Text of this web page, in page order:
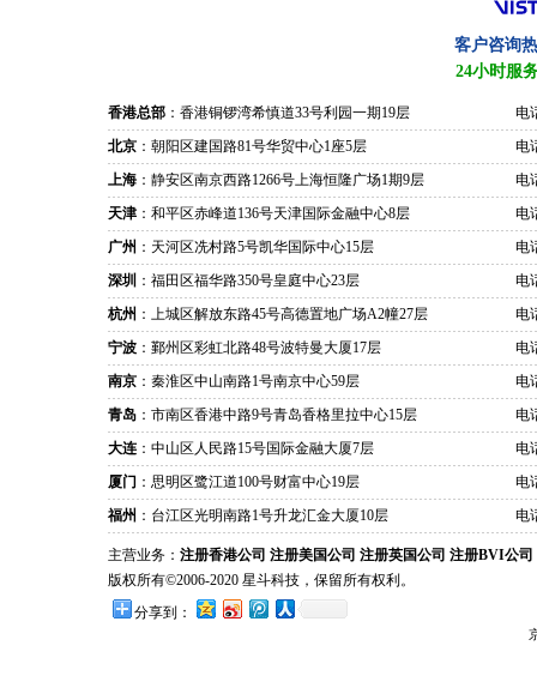
客户咨询
24小时服
香港总部 ：香港铜锣湾希慎道33号利园一期19层
电
北京 ：朝阳区建国路81号华贸中心1座5层
电
上海 ：静安区南京西路1266号上海恒隆广场1期9层
电
天津 ：和平区赤峰道136号天津国际金融中心8层
电
广州 ：天河区冼村路5号凯华国际中心15层
电
深圳 ：福田区福华路350号皇庭中心23层
电
杭州 ：上城区解放东路45号高德置地广场A2幢27层
电
宁波 ：鄞州区彩虹北路48号波特曼大厦17层
电
南京 ：秦淮区中山南路1号南京中心59层
电
青岛 ：市南区香港中路9号青岛香格里拉中心15层
电
大连 ：中山区人民路15号国际金融大厦7层
电
厦门 ：思明区鹭江道100号财富中心19层
电
福州 ：台江区光明南路1号升龙汇金大厦10层 电
主营业务： 注册香港公司 注册美国公司 注册英国公司 注册BVI公司
版权所有©2006-2020 星斗科技，保留所有权利。
分享到：